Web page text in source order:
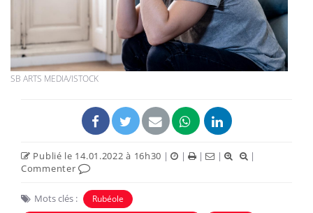
SB ARTS MEDIA/ISTOCK
Publié le 14.01.2022 à 16h30 | | | |
|
Commenter
Mots clés :
Rubéole